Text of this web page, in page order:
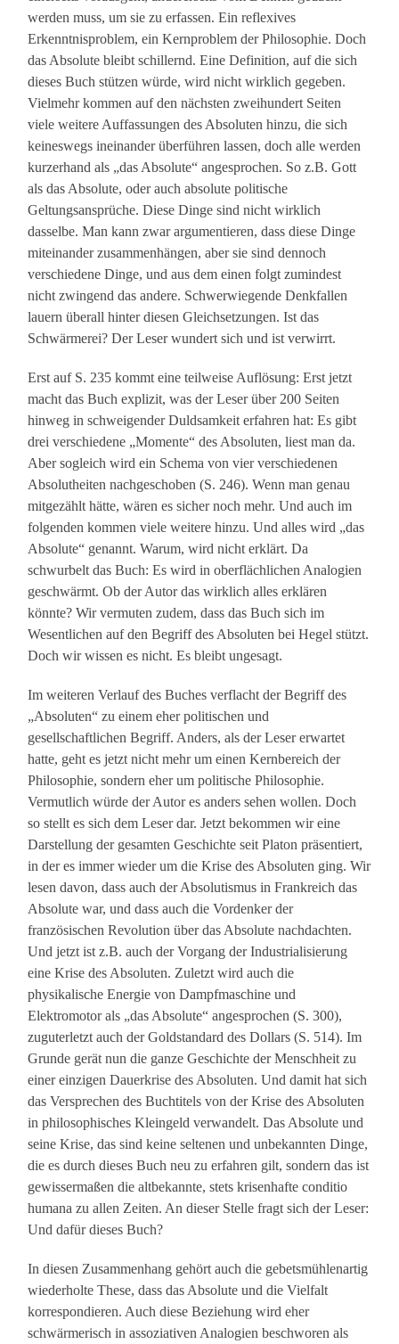
werden muss, um sie zu erfassen. Ein reflexives
Erkenntnisproblem, ein Kernproblem der Philosophie. Doch
das Absolute bleibt schillernd. Eine Definition, auf die sich
dieses Buch stützen würde, wird nicht wirklich gegeben.
Vielmehr kommen auf den nächsten zweihundert Seiten
viele weitere Auffassungen des Absoluten hinzu, die sich
keineswegs ineinander überführen lassen, doch alle werden
kurzerhand als „das Absolute“ angesprochen. So z.B. Gott
als das Absolute, oder auch absolute politische
Geltungsansprüche. Diese Dinge sind nicht wirklich
dasselbe. Man kann zwar argumentieren, dass diese Dinge
miteinander zusammenhängen, aber sie sind dennoch
verschiedene Dinge, und aus dem einen folgt zumindest
nicht zwingend das andere. Schwerwiegende Denkfallen
lauern überall hinter diesen Gleichsetzungen. Ist das
Schwärmerei? Der Leser wundert sich und ist verwirrt.
Erst auf S. 235 kommt eine teilweise Auflösung: Erst jetzt
macht das Buch explizit, was der Leser über 200 Seiten
hinweg in schweigender Duldsamkeit erfahren hat: Es gibt
drei verschiedene „Momente“ des Absoluten, liest man da.
Aber sogleich wird ein Schema von vier verschiedenen
Absolutheiten nachgeschoben (S. 246). Wenn man genau
mitgezählt hätte, wären es sicher noch mehr. Und auch im
folgenden kommen viele weitere hinzu. Und alles wird „das
Absolute“ genannt. Warum, wird nicht erklärt. Da
schwurbelt das Buch: Es wird in oberflächlichen Analogien
geschwärmt. Ob der Autor das wirklich alles erklären
könnte? Wir vermuten zudem, dass das Buch sich im
Wesentlichen auf den Begriff des Absoluten bei Hegel stützt.
Doch wir wissen es nicht. Es bleibt ungesagt.
Im weiteren Verlauf des Buches verflacht der Begriff des
„Absoluten“ zu einem eher politischen und
gesellschaftlichen Begriff. Anders, als der Leser erwartet
hatte, geht es jetzt nicht mehr um einen Kernbereich der
Philosophie, sondern eher um politische Philosophie.
Vermutlich würde der Autor es anders sehen wollen. Doch
so stellt es sich dem Leser dar. Jetzt bekommen wir eine
Darstellung der gesamten Geschichte seit Platon präsentiert,
in der es immer wieder um die Krise des Absoluten ging. Wir
lesen davon, dass auch der Absolutismus in Frankreich das
Absolute war, und dass auch die Vordenker der
französischen Revolution über das Absolute nachdachten.
Und jetzt ist z.B. auch der Vorgang der Industrialisierung
eine Krise des Absoluten. Zuletzt wird auch die
physikalische Energie von Dampfmaschine und
Elektromotor als „das Absolute“ angesprochen (S. 300),
zuguterletzt auch der Goldstandard des Dollars (S. 514). Im
Grunde gerät nun die ganze Geschichte der Menschheit zu
einer einzigen Dauerkrise des Absoluten. Und damit hat sich
das Versprechen des Buchtitels von der Krise des Absoluten
in philosophisches Kleingeld verwandelt. Das Absolute und
seine Krise, das sind keine seltenen und unbekannten Dinge,
die es durch dieses Buch neu zu erfahren gilt, sondern das ist
gewissermaßen die altbekannte, stets krisenhafte conditio
humana zu allen Zeiten. An dieser Stelle fragt sich der Leser:
Und dafür dieses Buch?
In diesen Zusammenhang gehört auch die gebetsmühlenartig
wiederholte These, dass das Absolute und die Vielfalt
korrespondieren. Auch diese Beziehung wird eher
schwärmerisch in assoziativen Analogien beschworen als